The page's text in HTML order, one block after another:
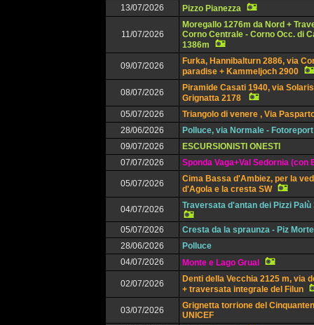
13/07/2026
Pizzo Pianezza
11/07/2026
Moregallo 1276m da Nord +
Corno Centrale - Corno Occ. di
1386m
09/07/2026
Furka, Hannibalturn 2886, via
paradise + Kammeljoch 2900
08/07/2026
Piramide Casati 1940, via
Grignatta 2178
05/07/2026
Triangolo di venere , Via
28/06/2026
Polluce, via Normale - Fotoreport
09/07/2026
ESCURSIONISTI ONESTI
07/07/2026
Sponda Vaga+Val Sedornia (con
05/07/2026
Cima Bassa d'Ambiez, per la
d'Agola e la cresta SW
04/07/2026 Traversata d'antan dei Pizzi Palù
05/07/2026
Cresta da la spraunza - Piz
28/06/2026
Polluce
04/07/2026
Monte e Lago Grual
02/07/2026
Denti della Vecchia 2125 m, via
+ traversata integrale del Filun
03/07/2026
Grignetta torrione del
UNICEF